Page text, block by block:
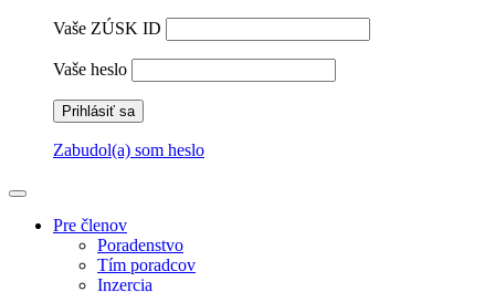
Vaše ZÚSK ID
Vaše heslo
Zabudol(a) som heslo
Pre členov
Poradenstvo
Tím poradcov
Inzercia